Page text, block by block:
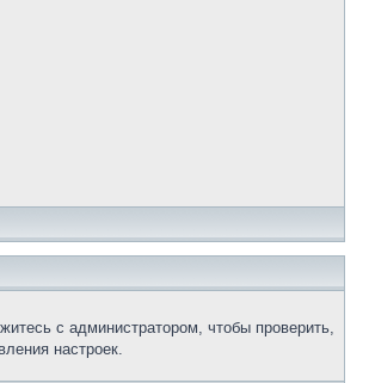
с администратором, чтобы проверить,
настроек.